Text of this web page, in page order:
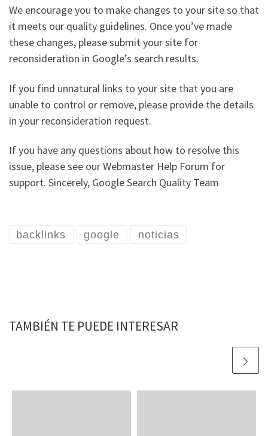
We encourage you to make changes to your site so that
it meets our quality guidelines. Once you’ve made
these changes, please submit your site for
reconsideration in Google’s search results.
If you find unnatural links to your site that you are
unable to control or remove, please provide the details
in your reconsideration request.
If you have any questions about how to resolve this
issue, please see our Webmaster Help Forum for
support. Sincerely, Google Search Quality Team
backlinks google noticias
TAMBIÉN TE PUEDE INTERESAR